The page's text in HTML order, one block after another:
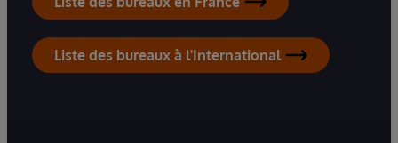
Liste des bureaux à l'International